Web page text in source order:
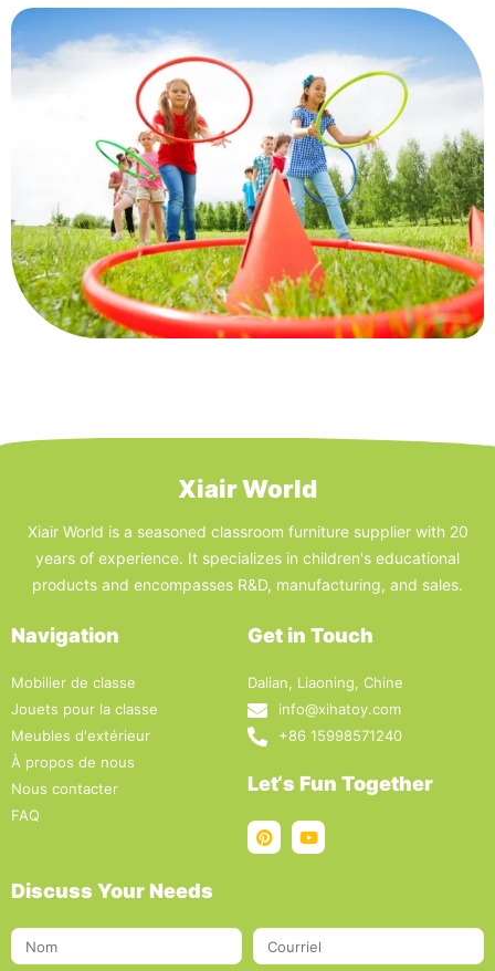
Xiair World
Xiair World is a seasoned classroom furniture supplier with 20
years of experience. It specializes in children's educational
products and encompasses R&D, manufacturing, and sales.
Navigation
Mobilier de classe
Jouets pour la classe
Meubles d'extérieur
À propos de nous
Nous contacter
FAQ
Get in Touch
Dalian, Liaoning, Chine
info@xihatoy.com
+86 15998571240
Let‘s Fun Together
Discuss Your Needs